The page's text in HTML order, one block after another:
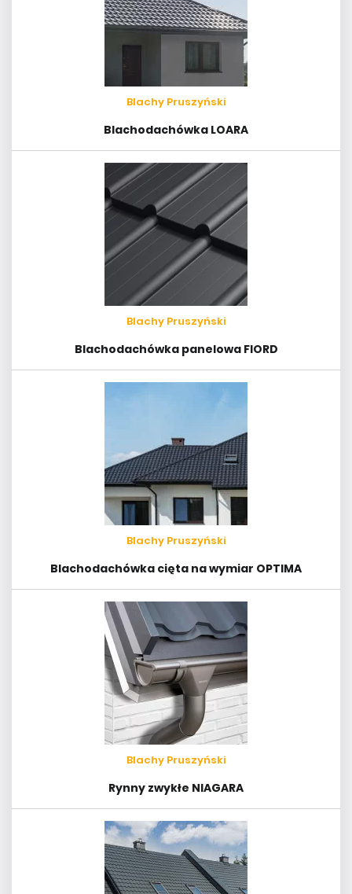
Blachy Pruszyński
Blachodachówka LOARA
Blachy Pruszyński
Blachodachówka panelowa FIORD
Blachy Pruszyński
Blachodachówka cięta na wymiar OPTIMA
Blachy Pruszyński
Rynny zwykłe NIAGARA